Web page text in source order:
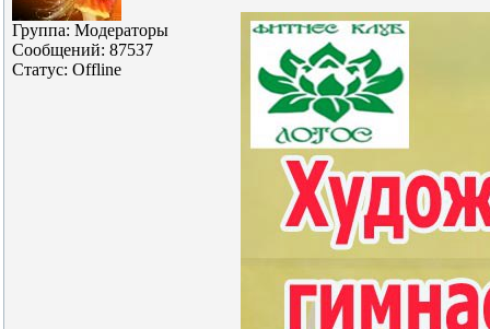
Группа: Модераторы
Сообщений: 87537
Статус: Offline